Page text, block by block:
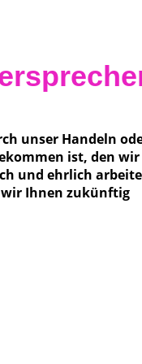
unser Handeln
ist, den wir
und ehrlich
wir Ihnen zukünftig